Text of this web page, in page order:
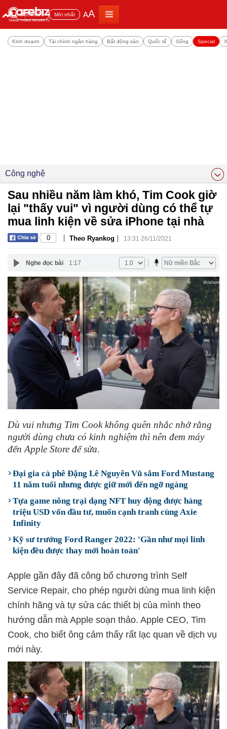
Đọc nhiều Mới nhất AA
Kinh doanh Tài chính ngân hàng Bất động sản Quốc tế Sống Special
Công nghệ
Sau nhiều năm làm khó, Tim Cook giờ
lại "thấy vui" vì người dùng có thể tự
mua linh kiện về sửa iPhone tại nhà
0 | Theo Ryankog | 13:31 26/11/2021
Nghe đọc bài 1:17
Dù vui nhưng Tim Cook không quên nhắc nhở rằng
người dùng chưa có kinh nghiệm thì nên đem máy
đến Apple Store để sửa.
Đại gia cà phê Đặng Lê Nguyên Vũ sắm Ford Mustang
11 năm tuổi nhưng được giữ mới đến ngỡ ngàng
Tựa game nông trại dạng NFT huy động được hàng
triệu USD vốn đầu tư, muốn cạnh tranh cùng Axie
Infinity
Kỹ sư trưởng Ford Ranger 2022: 'Gần như mọi linh
kiện đều được thay mới hoàn toàn'
Apple gần đây đã công bố chương trình Self
Service Repair, cho phép người dùng mua linh kiện
chính hãng và tự sửa các thiết bị của mình theo
hướng dẫn mà Apple soạn thảo. Apple CEO, Tim
Cook, cho biết ông cảm thấy rất lạc quan về dịch vụ
mới này.